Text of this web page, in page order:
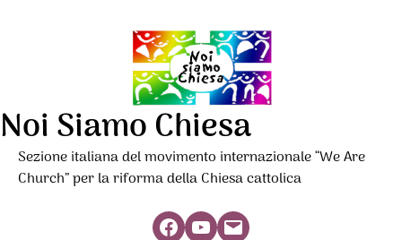
Noi Siamo Chiesa
Sezione italiana del movimento internazionale “We Are
Church” per la riforma della Chiesa cattolica
Facebook YouTube Mail